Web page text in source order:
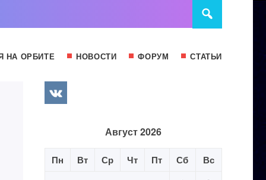
НА ОРБИТЕ НОВОСТИ ФОРУМ СТАТЬИ
Август 2026
Пн Вт Ср Чт Пт Сб Вс